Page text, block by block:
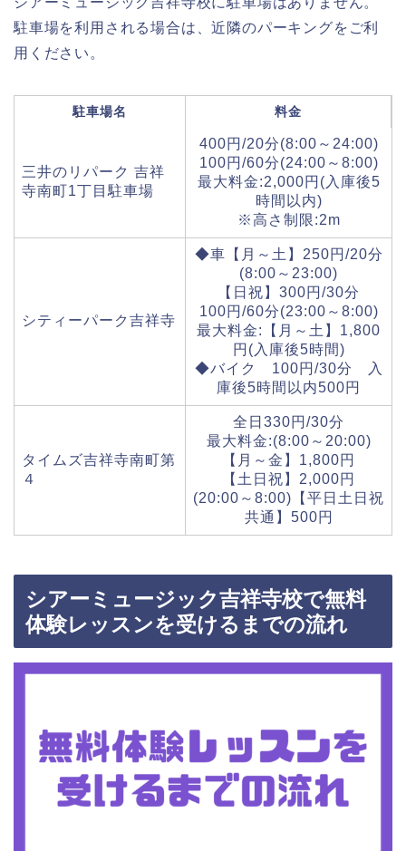
駐車場を利用される場合は、近隣のパーキングをご利
用ください。
駐車場名 料金
三井のリパーク 吉祥
寺南町1丁目駐車場
400円/20分(8:00～24:00)
100円/60分(24:00～8:00)
最大料金:2,000円(入庫後5
時間以内)
※高さ制限:2m
シティーパーク吉祥寺
◆車【月～土】250円/20分
(8:00～23:00)
【日祝】300円/30分
100円/60分(23:00～8:00)
最大料金:【月～土】1,800
円(入庫後5時間)
◆バイク 100円/30分 入
庫後5時間以内500円
タイムズ吉祥寺南町第
４
全日330円/30分
最大料金:(8:00～20:00)
【月～金】1,800円
【土日祝】2,000円
(20:00～8:00)【平日土日祝
共通】500円
シアーミュージック吉祥寺校で無料
体験レッスンを受けるまでの流れ